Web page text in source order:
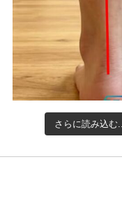
さらに読み込む...